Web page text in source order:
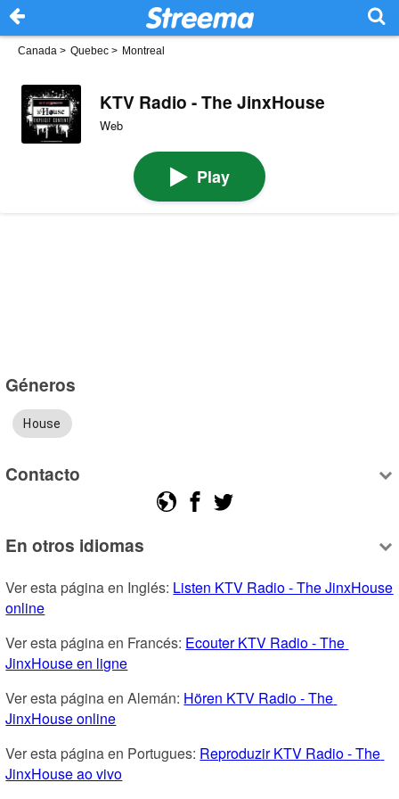
Canada > Quebec > Montreal
KTV Radio - The JinxHouse
Web
Play
Géneros
House
Contacto
En otros idiomas
Ver esta página en Inglés: Listen KTV Radio - The JinxHouse
online
Ver esta página en Francés: Ecouter KTV Radio - The
JinxHouse en ligne
Ver esta página en Alemán: Hören KTV Radio - The
JinxHouse online
Ver esta página en Portugues: Reproduzir KTV Radio - The
JinxHouse ao vivo